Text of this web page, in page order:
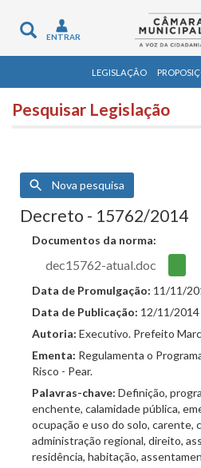
Toggle
navigation
ENTRAR
LEGISLAÇÃO
Pesquisar Legislação
Nova pesquisa
Decreto - 15762/2014
Documentos da norma:
dec15762-atual.doc
Data de Promulgação: 11/11/
Data de Publicação: 12/11/2014
Autoria: Executivo. Prefeito
Ementa: Regulamenta o
Risco - Pear.
Palavras-chave: Definição,
enchente, calamidade pública,
ocupação e uso do solo, carente,
administração regional, direito,
residência, habitação,